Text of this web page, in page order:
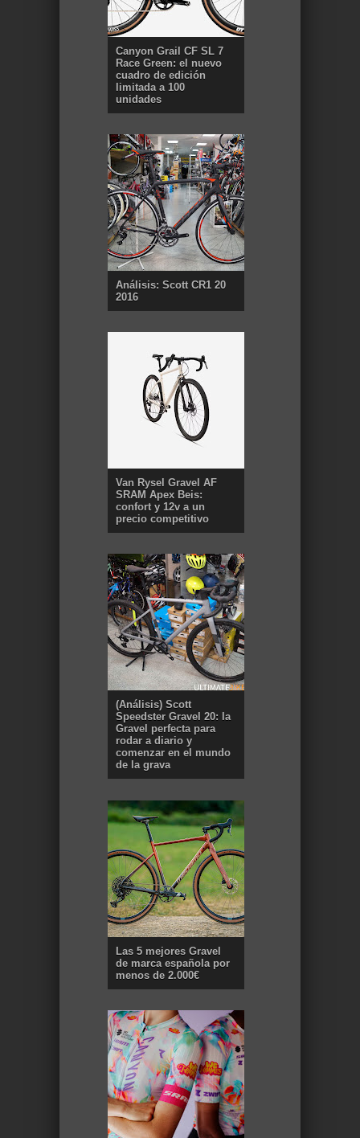
Canyon Grail CF SL 7
Race Green: el nuevo
cuadro de edición
limitada a 100
unidades
Análisis: Scott CR1 20
2016
Van Rysel Gravel AF
SRAM Apex Beis:
confort y 12v a un
precio competitivo
(Análisis) Scott
Speedster Gravel 20: la
Gravel perfecta para
rodar a diario y
comenzar en el mundo
de la grava
Las 5 mejores Gravel
de marca española por
menos de 2.000€